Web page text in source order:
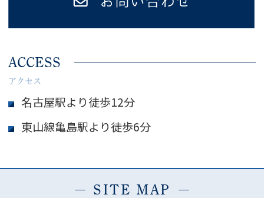
ACCESS
アクセス
名古屋駅より徒歩12分
東山線亀島駅より徒歩6分
SITE MAP